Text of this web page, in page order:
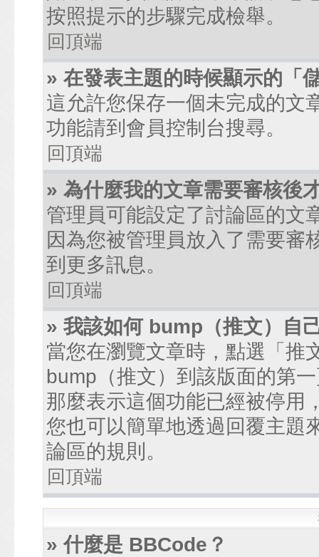
按照提示的步驟完成檢舉。
回頂端
» 在發表主題的時候顯示的「
這允許您保存一個未完成的文
功能請到會員控制台搜尋。
回頂端
» 為什麼我的文章需要審核後
管理員可能設定了討論區的文
因為您被管理員放入了需要審
到更多訊息。
回頂端
» 我該如何 bump（推文）自
當您在瀏覽文章時，點選「推
bump（推文）到該版面的第
那麼表示這個功能已經被停用
您也可以簡單地透過回覆主題
論區的規則。
回頂端
» 什麼是 BBCode？